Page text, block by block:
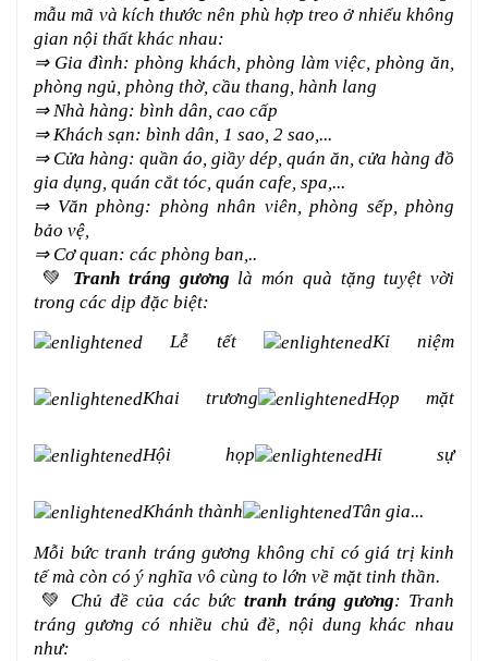
mẫu mã và kích thước nên phù hợp treo ở nhiểu không
gian nội thất khác nhau:
⇒ Gia đình: phòng khách, phòng làm việc, phòng ăn,
phòng ngủ, phòng thờ, cầu thang, hành lang
⇒ Nhà hàng: bình dân, cao cấp
⇒ Khách sạn: bình dân, 1 sao, 2 sao,...
⇒ Cửa hàng: quần áo, giầy dép, quán ăn, cửa hàng đồ
gia dụng, quán cắt tóc, quán cafe, spa,...
⇒ Văn phòng: phòng nhân viên, phòng sếp, phòng
bảo vệ,
⇒ Cơ quan: các phòng ban,..
💚 Tranh tráng gương là món quà tặng tuyệt vời
trong các dịp đặc biệt:
Lễ tết
Kỉ niệm
Khai trương Họp mặt
Hội họp Hỉ sự
Khánh thành Tân gia...
Mỗi bức tranh tráng gương không chỉ có giá trị kinh
tế mà còn có ý nghĩa vô cùng to lớn về mặt tinh thần.
💚
Chủ đề của các bức tranh tráng gương: Tranh
tráng gương có nhiều chủ đề, nội dung khác nhau
như: